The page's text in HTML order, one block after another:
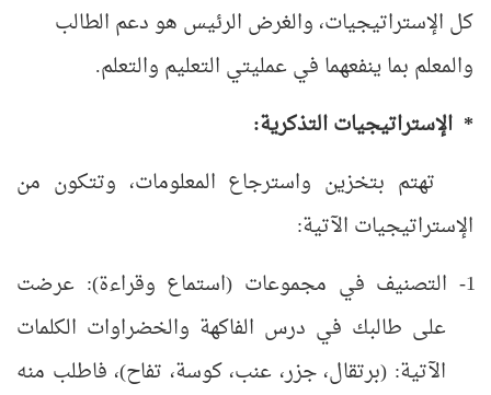
كل الإستراتيجيات، والغرض الرئيس هو دعم الطالب
والمعلم بما ينفعهما في عمليتي التعليم والتعلم.
* الإستراتيجيات التذكرية:
تهتم بتخزين واسترجاع المعلومات، وتتكون من
الإستراتيجيات الآتية:
1- التصنيف في مجموعات (استماع وقراءة): عرضت
على طالبك في درس الفاكهة والخضراوات الكلمات
الآتية: (برتقال، جزر، عنب، كوسة، تفاح)، فاطلب منه